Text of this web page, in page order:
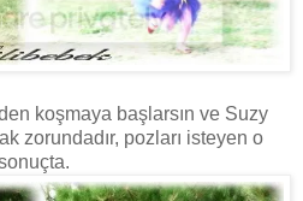
koşmaya başlarsın ve Suzy
zorundadır, pozları isteyen o